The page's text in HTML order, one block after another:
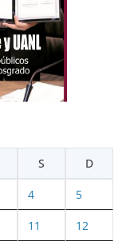
S D
4 5
11 12